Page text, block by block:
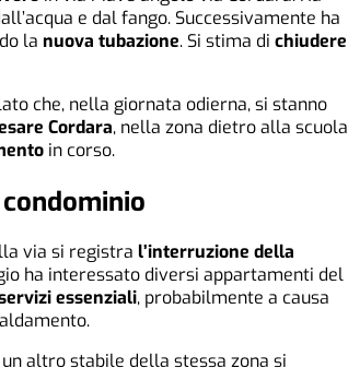
e dal fango. Successivamente ha
la nuova tubazione. Si stima di chiudere
che, nella giornata odierna, si stanno
Cordara, nella zona dietro alla scuola
in corso.
via si registra l’interruzione della
ha interessato diversi appartamenti del
essenziali, probabilmente a causa
altro stabile della stessa zona si